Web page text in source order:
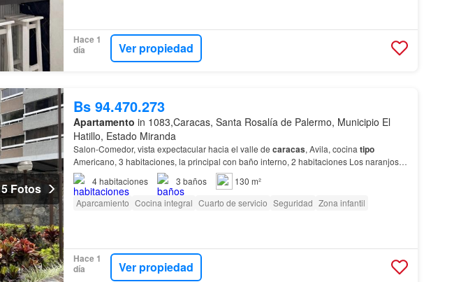
Hace 1
día
Ver propiedad
5 Fotos
Bs 94.470.273
Apartamento in 1083,Caracas, Santa Rosalía de Palermo, Municipio El
Hatillo, Estado Miranda
Salon-Comedor, vista expectacular hacia el valle de caracas, Avila, cocina tipo
Americano, 3 habitaciones, la principal con baño interno, 2 habitaciones Los naranjos,
Centro deportivo, Transporte Publico…
4habitaciones 3 baños
130 m²
Aparcamiento Cocina integral Cuarto de servicio Seguridad Zona infantil
Hace 1
día
Ver propiedad